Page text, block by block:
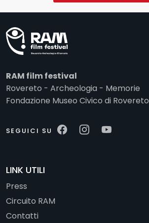
RAM film festival
Rovereto - Archeologia - Memorie
Fondazione Museo Civico di Rovereto
SEGUICI SU
LINK UTILI
Press
Circuito RAM
Contatti